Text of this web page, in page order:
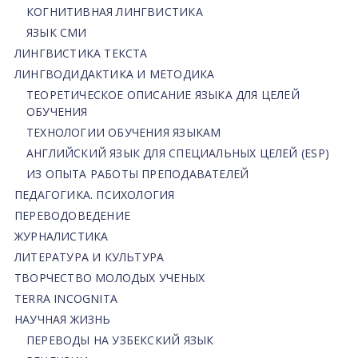
КОГНИТИВНАЯ ЛИНГВИСТИКА
ЯЗЫК СМИ
ЛИНГВИСТИКА ТЕКСТА
ЛИНГВОДИДАКТИКА И МЕТОДИКА
ТЕОРЕТИЧЕСКОЕ ОПИСАНИЕ ЯЗЫКА ДЛЯ ЦЕЛЕЙ
ОБУЧЕНИЯ
ТЕХНОЛОГИИ ОБУЧЕНИЯ ЯЗЫКАМ
АНГЛИЙСКИЙ ЯЗЫК ДЛЯ СПЕЦИАЛЬНЫХ ЦЕЛЕЙ (ESP)
ИЗ ОПЫТА РАБОТЫ ПРЕПОДАВАТЕЛЕЙ
ПЕДАГОГИКА. ПСИХОЛОГИЯ
ПЕРЕВОДОВЕДЕНИЕ
ЖУРНАЛИСТИКА
ЛИТЕРАТУРА И КУЛЬТУРА
ТВОРЧЕСТВО МОЛОДЫХ УЧЕНЫХ
TERRA INCOGNITA
НАУЧНАЯ ЖИЗНЬ
ПЕРЕВОДЫ НА УЗБЕКСКИЙ ЯЗЫК